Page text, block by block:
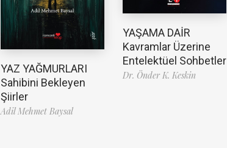
YAZ YAĞMURLARI
Sahibini Bekleyen
Şiirler
Adil Mehmet Baysal
YAŞAMA DAİR
Kavramlar Üzerine
Entelektüel Sohbetler
Dr. Önder K. Keskin